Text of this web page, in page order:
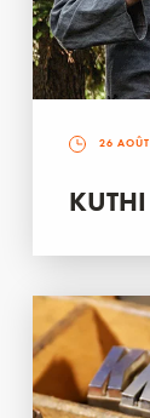
26 AOÛT
KUTHI